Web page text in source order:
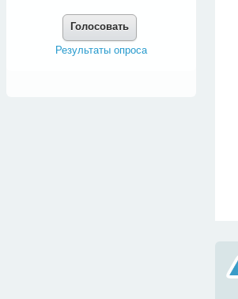
Голосовать
Результаты опроса